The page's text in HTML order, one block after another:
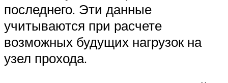
последнего. Эти данные
учитываются при расчете
возможных будущих нагрузок на
узел прохода.